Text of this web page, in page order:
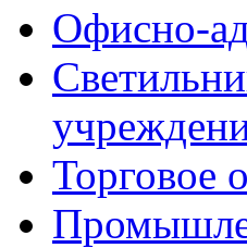
Офисно-
Торговое